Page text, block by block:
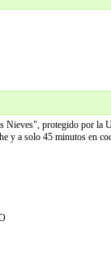
Nieves", protegido por la
y a solo 45 minutos en